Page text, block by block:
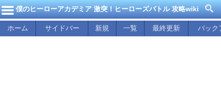
僕のヒーローアカデミア 激突！ヒーローズバトル 攻略wiki
ホーム サイドバー 新規 一覧 最終更新 バック